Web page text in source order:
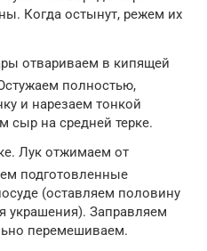
Когда остынут, режем их
отвариваем в кипящей
полностью,
и нарезаем тонкой
сыр на средней терке.
Лук отжимаем от
подготовленные
(оставляем половину
украшения). Заправляем
перемешиваем.